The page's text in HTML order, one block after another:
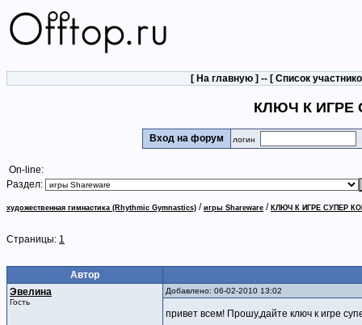
[ На главную ] -- [ Список
КЛЮЧ К ИГРЕ
Вход на форум логин
On-line:
Раздел:
художественная гимнастика (Rhythmic Gymnastics) / игры Shareware / КЛЮЧ К ИГРЕ СУПЕР
Страницы: 1
Автор
Эвелина
Гость
Добавлено: 06-02-2010 13:02
привет всем! Прошу,дайте ключ к игре